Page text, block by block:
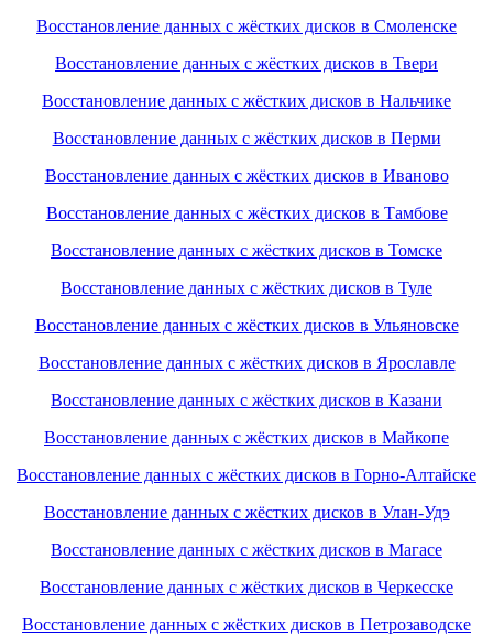
Восстановление данных с жёстких дисков в Смоленске
Восстановление данных с жёстких дисков в Твери
Восстановление данных с жёстких дисков в Нальчике
Восстановление данных с жёстких дисков в Перми
Восстановление данных с жёстких дисков в Иваново
Восстановление данных с жёстких дисков в Тамбове
Восстановление данных с жёстких дисков в Томске
Восстановление данных с жёстких дисков в Туле
Восстановление данных с жёстких дисков в Ульяновске
Восстановление данных с жёстких дисков в Ярославле
Восстановление данных с жёстких дисков в Казани
Восстановление данных с жёстких дисков в Майкопе
Восстановление данных с жёстких дисков в Горно-Алтайске
Восстановление данных с жёстких дисков в Улан-Удэ
Восстановление данных с жёстких дисков в Магасе
Восстановление данных с жёстких дисков в Черкесске
Восстановление данных с жёстких дисков в Петрозаводске